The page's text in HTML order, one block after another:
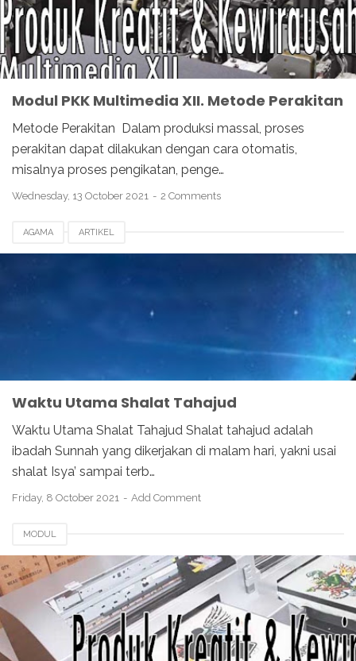
Modul PKK Multimedia XII. Metode Perakitan
Metode Perakitan Dalam produksi massal, proses
perakitan dapat dilakukan dengan cara otomatis,
misalnya proses pengikatan, penge…
Wednesday, 13 October 2021 2 Comments
AGAMA ARTIKEL
Waktu Utama Shalat Tahajud
Waktu Utama Shalat Tahajud Shalat tahajud adalah
ibadah Sunnah yang dikerjakan di malam hari, yakni usai
shalat Isya’ sampai terb…
Friday, 8 October 2021 Add Comment
MODUL